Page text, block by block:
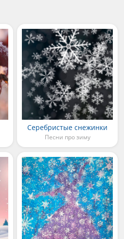
Серебристые снежинки
Песни про зиму